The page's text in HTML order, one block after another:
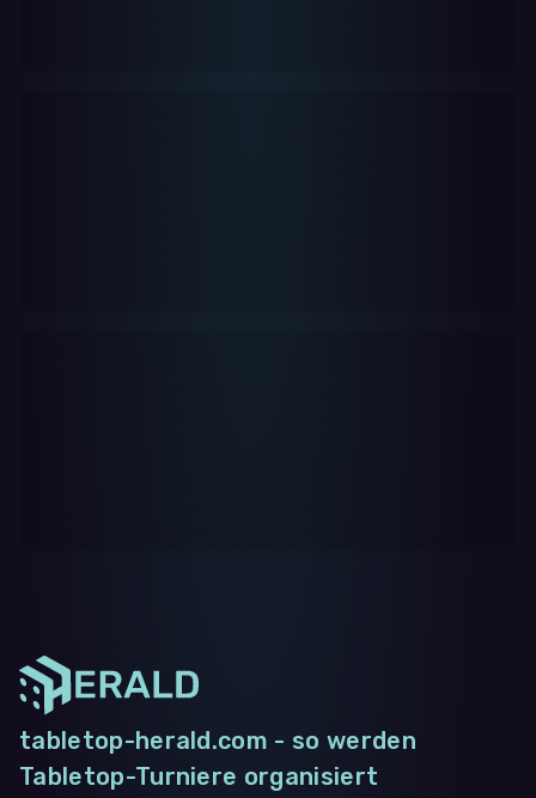
tabletop-herald.com - so werden
Tabletop-Turniere organisiert